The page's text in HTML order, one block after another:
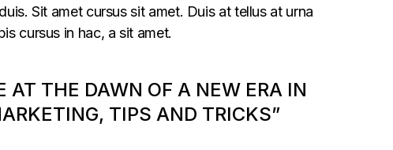
Sit amet cursus sit amet. Duis at tellus at urna
cursus in hac, a sit amet.
AT THE DAWN OF A NEW ERA IN
TIPS AND TRICKS”